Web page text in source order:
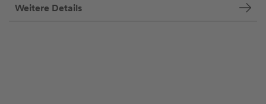
Weitere Details